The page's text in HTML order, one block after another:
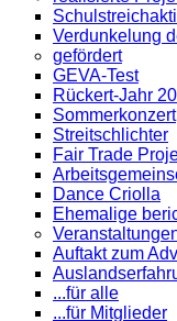
Verdunkelung
gefördert
GEVA-Test
Rückert-Jahr
Sommerkonzert
Streitschlichter
Fair Trade
Dance Criolla
Ehemalige
Auftakt zum
...für alle
...für Mitglieder